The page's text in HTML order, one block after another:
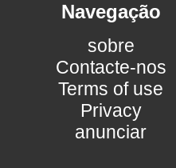
Navegação
sobre
Contacte-nos
Terms of use
Privacy
anunciar